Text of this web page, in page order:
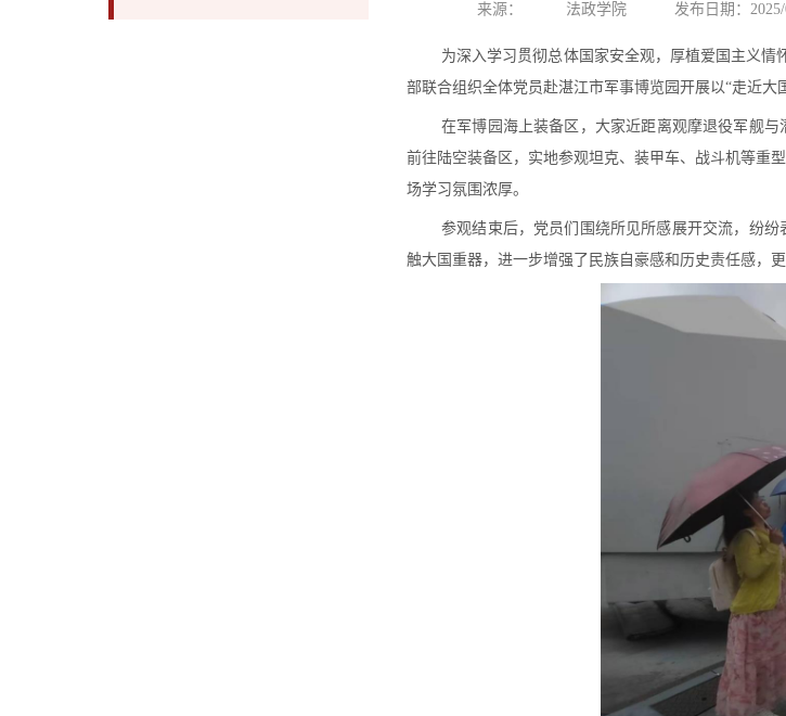
来源： 法政学院 发布日期：
为深入学习贯彻总体国家安全观，厚植爱国主义情
部联合组织全体党员赴湛江市军事博览园开展以“走近大
在军博园 海上装备区，大家近距离观摩退役军舰
前往 陆空装备区，实地参观坦克、装甲车、战斗机等重
场学习氛围浓厚。
参观结束后，党员们围绕所见所感展开交流，纷
触大国重器，进一步增强了民族自豪感和历史责任感，